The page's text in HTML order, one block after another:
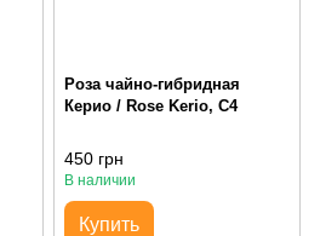
Роза чайно-гибридная
Керио / Rose Kerio, С4
450 грн
В наличии
Купить